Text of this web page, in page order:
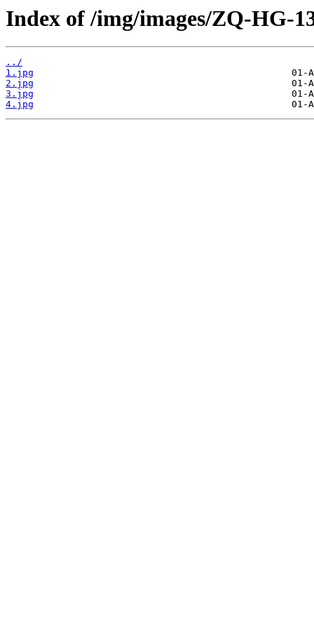
Index of /img/images/ZQ-HG-
../
1.jpg
2.jpg
3.jpg
4.jpg